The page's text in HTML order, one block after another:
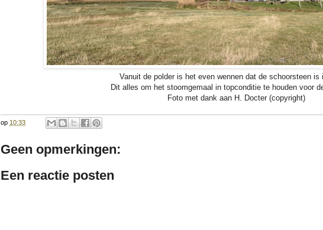
Vanuit de polder is het even wennen dat de schoorsteen is
Dit alles om het stoomgemaal in topconditie te houden voor
Foto met dank aan H. Docter (copyright)
op 10:33
Geen opmerkingen:
Een reactie posten